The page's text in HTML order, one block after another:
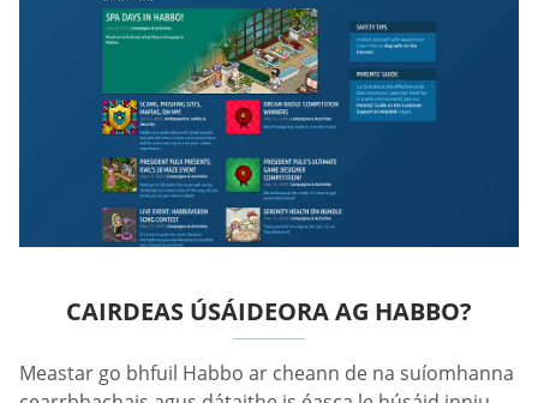
CAIRDEAS ÚSÁIDEORA AG HABBO?
Meastar go bhfuil Habbo ar cheann de na suíomhanna